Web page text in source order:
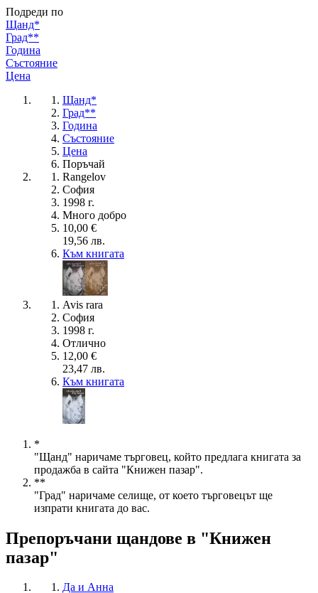
Подреди по
Щанд*
Град**
Година
Състояние
Цена
Щанд*
Град**
Година
Състояние
Цена
Поръчай
Rangelov
София
1998 г.
Много добро
10,00 €
19,56 лв.
Към книгата
Avis rara
София
1998 г.
Отлично
12,00 €
23,47 лв.
Към книгата
*
"Щанд" наричаме търговец, който предлага книгата за
продажба в сайта "Книжен пазар".
**
"Град" наричаме селище, от което търговецът ще
изпрати книгата до вас.
Препоръчани щандове в "Книжен
пазар"
Да и Анна